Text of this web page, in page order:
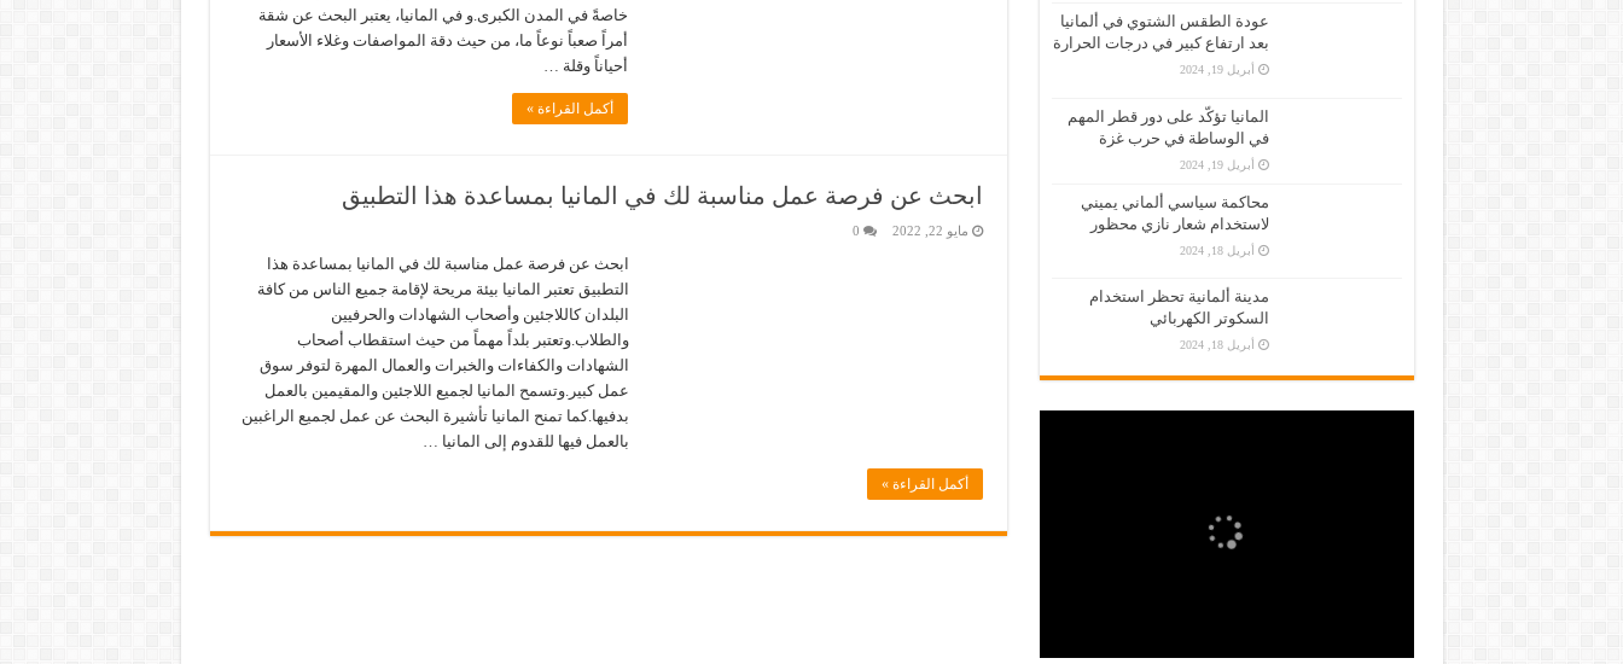
خاصةً في المدن الكبرى.و في المانيا، يعتبر البحث عن شقة
أمراً صعباً نوعاً ما، من حيث دقة المواصفات وغلاء الأسعار
أحياناً وقلة …
أكمل القراءة »
ابحث عن فرصة عمل مناسبة لك في المانيا بمساعدة هذا التطبيق
مايو 22, 2022 0
ابحث عن فرصة عمل مناسبة لك في المانيا بمساعدة هذا
التطبيق تعتبر المانيا بيئة مريحة لإقامة جميع الناس من كافة
البلدان كاللاجئين وأصحاب الشهادات والحرفيين
والطلاب.وتعتبر بلداً مهماً من حيث استقطاب أصحاب
الشهادات والكفاءات والخبرات والعمال المهرة لتوفر سوق
عمل كبير.وتسمح المانيا لجميع اللاجئين والمقيمين بالعمل
بدفيها.كما تمنح المانيا تأشيرة البحث عن عمل لجميع الراغبين
بالعمل فيها للقدوم إلى المانيا …
أكمل القراءة »
عودة الطقس الشتوي في ألمانيا
بعد ارتفاع كبير في درجات الحرارة
أبريل 19, 2024
المانيا تؤكّد على دور قطر المهم
في الوساطة في حرب غزة
أبريل 19, 2024
محاكمة سياسي ألماني يميني
لاستخدام شعار نازي محظور
أبريل 18, 2024
مدينة ألمانية تحظر استخدام
السكوتر الكهربائي
أبريل 18, 2024